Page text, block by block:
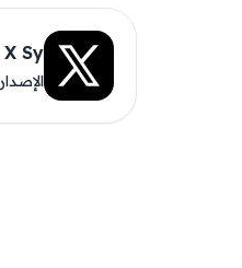
X Sy
الإصدار 11.50